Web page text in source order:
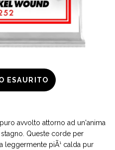
ESAURITO
avvolto attorno ad un'anima
Queste corde per
leggermente piÃ¹ calda pur